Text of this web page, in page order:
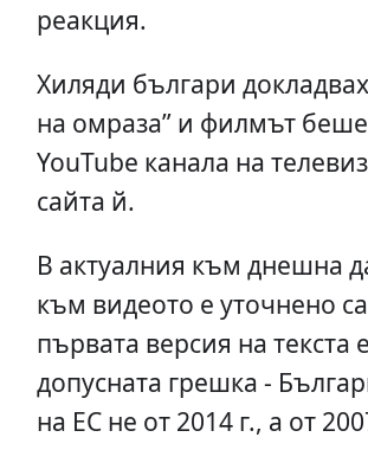
реакция.
Хиляди българи
на омраза” и филмът
YouTube канала на
сайта й.
В актуалния към днешна
към видеото е уточнено
първата версия на текста
допусната грешка -
на ЕС не от 2014 г., а от